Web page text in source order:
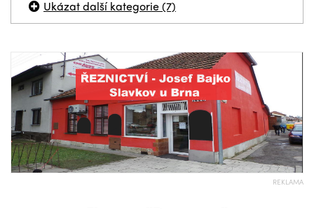
Ukázat další kategorie (7)
REKLAMA